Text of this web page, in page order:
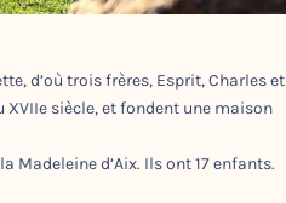
d’où trois frères, Esprit, Charles et
XVIIe siècle, et fondent une maison
Madeleine d’Aix. Ils ont 17 enfants.